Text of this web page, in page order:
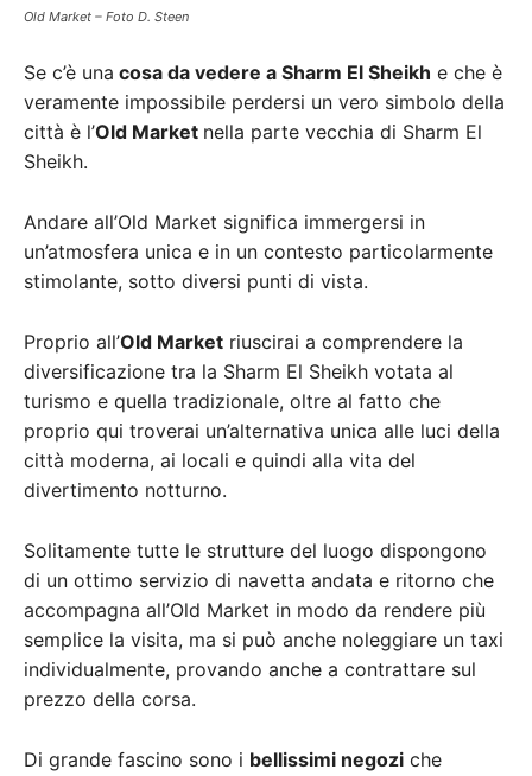
Old Market – Foto D. Steen
Se c’è una cosa da vedere a Sharm El Sheikh e che è
veramente impossibile perdersi un vero simbolo della
città è l’Old Market nella parte vecchia di Sharm El
Sheikh.
Andare all’Old Market significa immergersi in
un’atmosfera unica e in un contesto particolarmente
stimolante, sotto diversi punti di vista.
Proprio all’Old Market riuscirai a comprendere la
diversificazione tra la Sharm El Sheikh votata al
turismo e quella tradizionale, oltre al fatto che
proprio qui troverai un’alternativa unica alle luci della
città moderna, ai locali e quindi alla vita del
divertimento notturno.
Solitamente tutte le strutture del luogo dispongono
di un ottimo servizio di navetta andata e ritorno che
accompagna all’Old Market in modo da rendere più
semplice la visita, ma si può anche noleggiare un taxi
individualmente, provando anche a contrattare sul
prezzo della corsa.
Di grande fascino sono i bellissimi negozi che